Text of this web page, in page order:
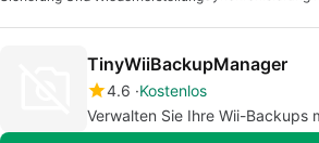
TinyWiiBackupManager
4.6 Kostenlos
Verwalten Sie Ihre Wii-Backups